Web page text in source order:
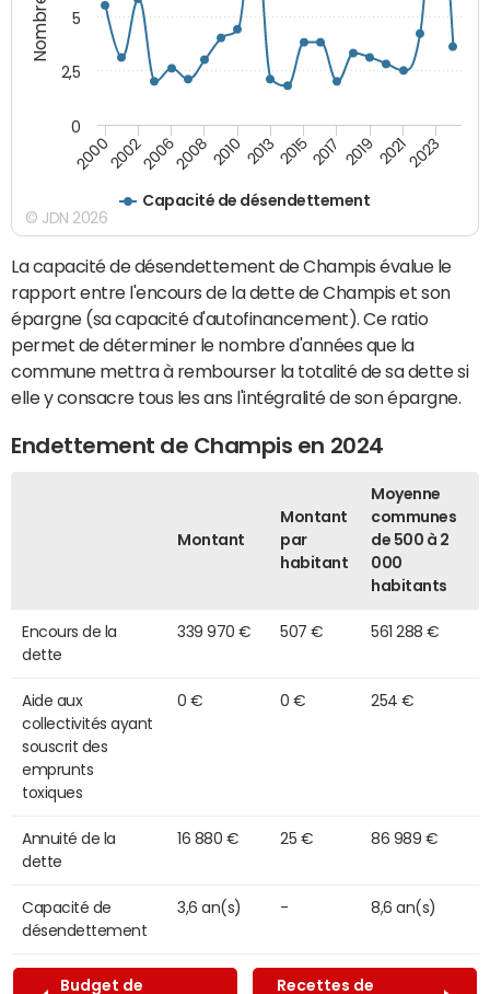
Capacité de désendettement
20002002200620082010 2013 20152017 2019 20212023
0
2,5
5
© JDN 2026
La capacité de désendettement de Champis évalue le
rapport entre l'encours de la dette de Champis et son
épargne (sa capacité d'autofinancement). Ce ratio
permet de déterminer le nombre d'années que la
commune mettra à rembourser la totalité de sa dette si
elle y consacre tous les ans l'intégralité de son épargne.
Endettement de Champis en 2024
Montant
Montant
par
habitant
Moyenne
communes
de 500 à 2
000
habitants
Encours de la
dette
339 970 € 507 € 561 288 €
Aide aux
collectivités ayant
souscrit des
emprunts
toxiques
0 € 0 € 254 €
Annuité de la
dette
16 880 € 25 € 86 989 €
Capacité de
désendettement
3,6 an(s) - 8,6 an(s)
Budget de
Recettes de